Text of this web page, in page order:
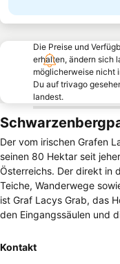
Die Preise und
erhalten, ändern sich
möglicherweise nicht
Du auf trivago
landest.
Der vom irischen Grafen
seinen 80 Hektar seit
Österreichs. Der direkt in
Teiche, Wanderwege
ist Graf Lacys Grab, das
den Eingangssäulen und
Kontakt